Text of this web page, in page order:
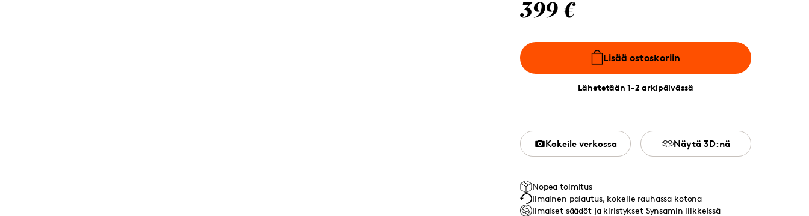
399 €
Lisää ostoskoriin
Lähetetään 1-2 arkipäivässä
Kokeile verkossa Näytä 3D:nä
Nopea toimitus
Ilmainen palautus, kokeile rauhassa kotona
Ilmaiset säädöt ja kiristykset Synsamin liikkeissä